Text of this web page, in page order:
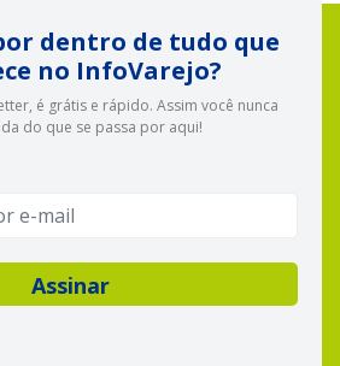
dentro de tudo que
no InfoVarejo?
é grátis e rápido. Assim você nunca
do que se passa por aqui!